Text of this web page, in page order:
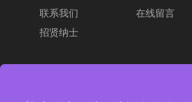
联系我们
招贤纳士
在线留言